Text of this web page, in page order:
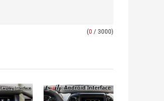
(0 / 3000)